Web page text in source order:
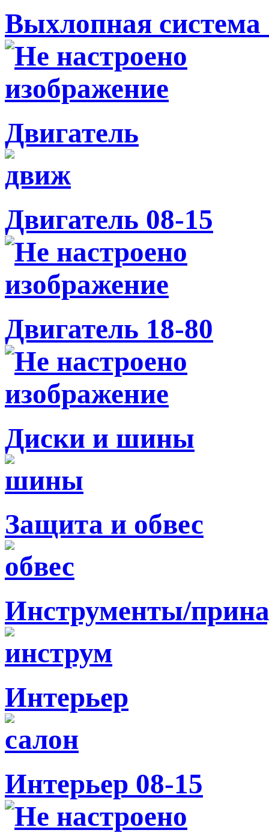
Выхлопная система
Двигатель
Двигатель 08-15
Двигатель 18-80
Диски и шины
Защита и обвес
Инструменты/
Интерьер
Интерьер 08-15